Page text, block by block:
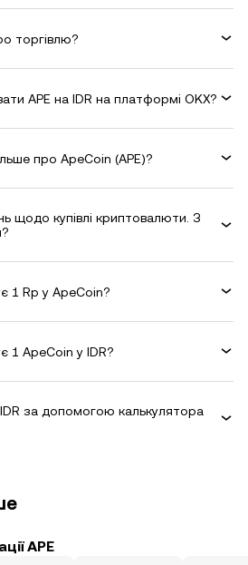
торгівлю?
APE на IDR на платформі OKX?
про ApeCoin (APE)?
щодо купівлі криптовалюти. З
1 Rp у ApeCoin?
1 ApeCoin у IDR?
за допомогою калькулятора
APE